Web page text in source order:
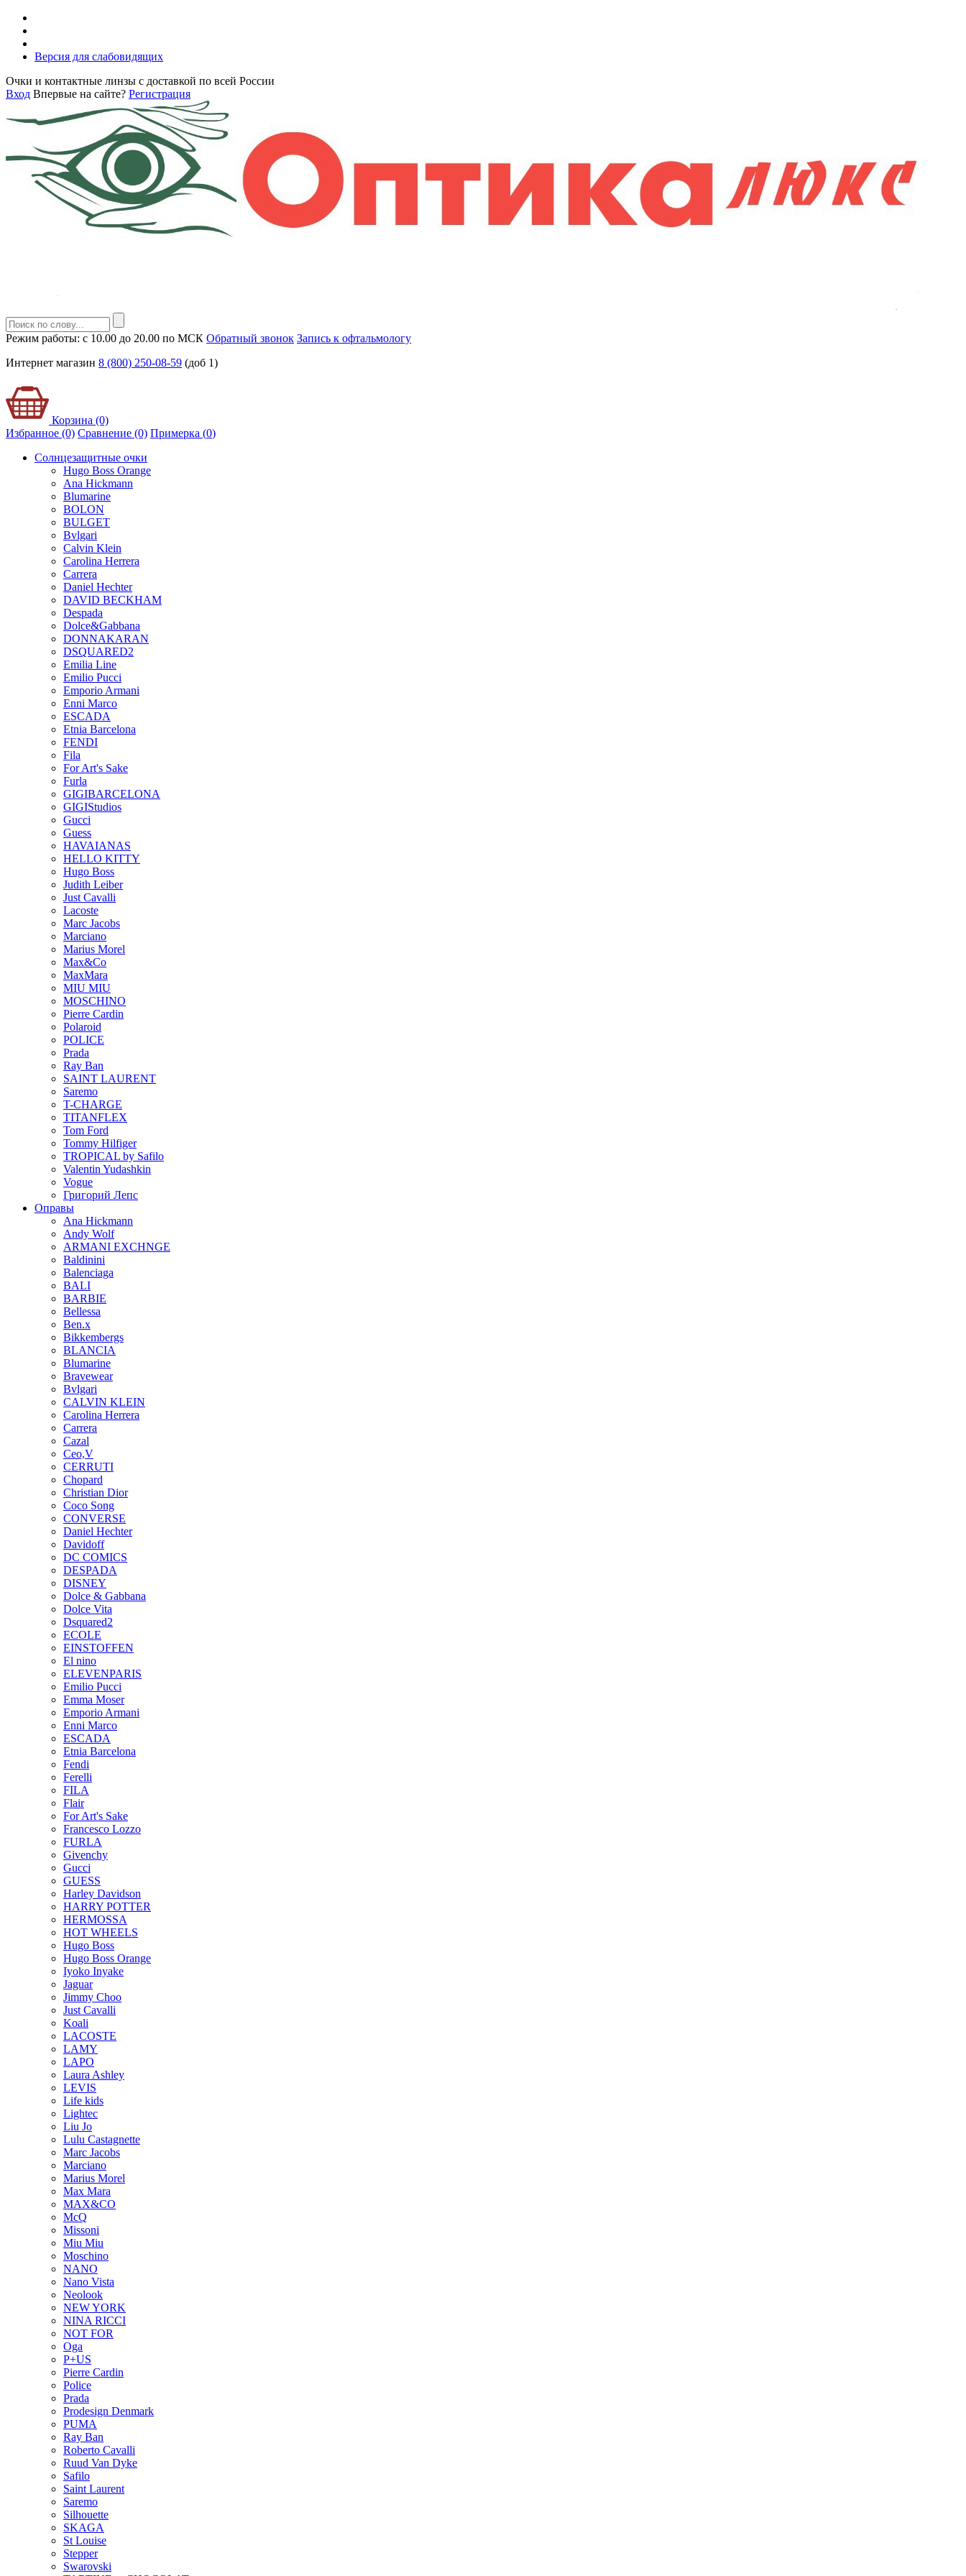
Версия для слабовидящих
Очки и контактные линзы с доставкой по всей России
Вход Впервые на сайте? Регистрация
Режим работы: с 10.00 до 20.00 по МСК Обратный звонок Запись к офтальмологу
Интернет магазин 8 (800) 250-08-59 (доб 1)
Корзина (0)
Избранное (0) Сравнение (0) Примерка (0)
Солнцезащитные очки
Hugo Boss Orange
Ana Hickmann
Blumarine
BOLON
BULGET
Bvlgari
Calvin Klein
Carolina Herrera
Carrera
Daniel Hechter
DAVID BECKHAM
Despada
Dolce&Gabbana
DONNAKARAN
DSQUARED2
Emilia Line
Emilio Pucci
Emporio Armani
Enni Marco
ESCADA
Etnia Barcelona
FENDI
Fila
For Art's Sake
Furla
GIGIBARCELONA
GIGIStudios
Gucci
Guess
HAVAIANAS
HELLO KITTY
Hugo Boss
Judith Leiber
Just Cavalli
Lacoste
Marc Jacobs
Marciano
Marius Morel
Max&Co
MaxMara
MIU MIU
MOSCHINO
Pierre Cardin
Polaroid
POLICE
Prada
Ray Ban
SAINT LAURENT
Saremo
T-CHARGE
TITANFLEX
Tom Ford
Tommy Hilfiger
TROPICAL by Safilo
Valentin Yudashkin
Vogue
Григорий Лепс
Оправы
Ana Hickmann
Andy Wolf
ARMANI EXCHNGE
Baldinini
Balenciaga
BALI
BARBIE
Bellessa
Ben.x
Bikkembergs
BLANCIA
Blumarine
Bravewear
Bvlgari
CALVIN KLEIN
Carolina Herrera
Carrera
Cazal
Ceo,V
CERRUTI
Chopard
Christian Dior
Coco Song
CONVERSE
Daniel Hechter
Davidoff
DC COMICS
DESPADA
DISNEY
Dolce & Gabbana
Dolce Vita
Dsquared2
ECOLE
EINSTOFFEN
El nino
ELEVENPARIS
Emilio Pucci
Emma Moser
Emporio Armani
Enni Marco
ESCADA
Etnia Barcelona
Fendi
Ferelli
FILA
Flair
For Art's Sake
Francesco Lozzo
FURLA
Givenchy
Gucci
GUESS
Harley Davidson
HARRY POTTER
HERMOSSA
HOT WHEELS
Hugo Boss
Hugo Boss Orange
Iyoko Inyake
Jaguar
Jimmy Choo
Just Cavalli
Koali
LACOSTE
LAMY
LAPO
Laura Ashley
LEVIS
Life kids
Lightec
Liu Jo
Lulu Castagnette
Marc Jacobs
Marciano
Marius Morel
Max Mara
MAX&CO
McQ
Missoni
Miu Miu
Moschino
NANO
Nano Vista
Neolook
NEW YORK
NINA RICCI
NOT FOR
Oga
P+US
Pierre Cardin
Police
Prada
Prodesign Denmark
PUMA
Ray Ban
Roberto Cavalli
Ruud Van Dyke
Safilo
Saint Laurent
Saremo
Silhouette
SKAGA
St Louise
Stepper
Swarovski